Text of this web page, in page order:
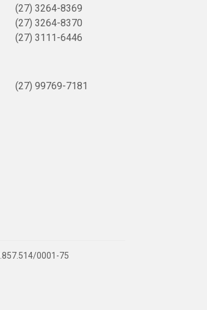
(27) 3264-8369
(27) 3264-8370
(27) 3111-6446
(27) 99769-7181
0001-75